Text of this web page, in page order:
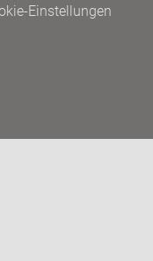
Einstellungen